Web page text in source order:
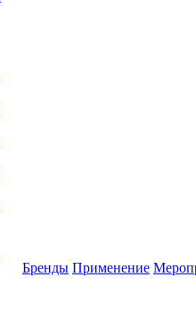
Бренды Применение